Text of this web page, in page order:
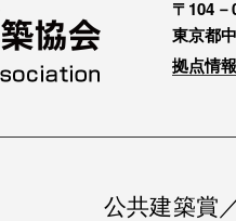
〒104－
東京都
拠点情
公共建築賞